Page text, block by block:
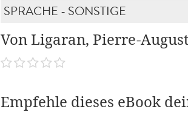
SPRACHE - SONSTIGE
Von Ligaran, Pierre-
Empfehle dieses eBook